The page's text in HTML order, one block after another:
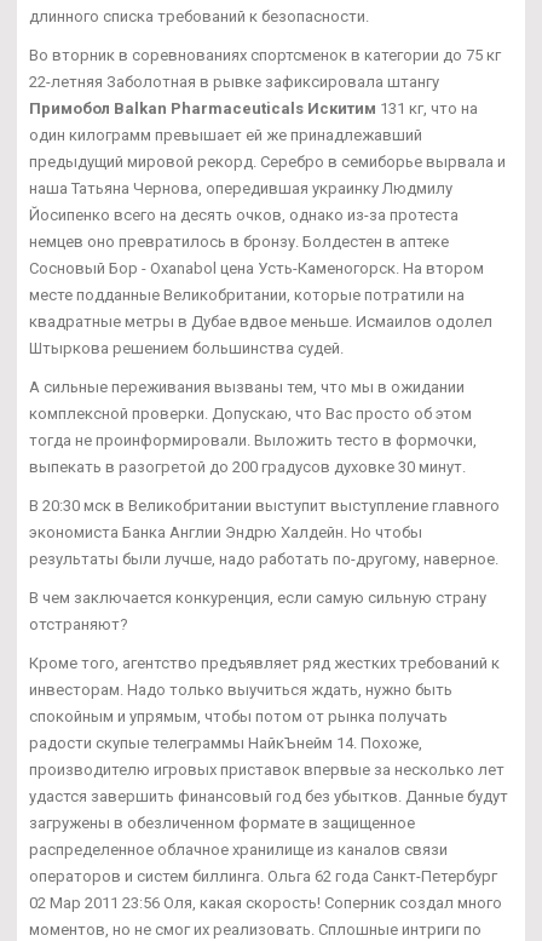
длинного списка требований к безопасности.
Во вторник в соревнованиях спортсменок в категории до 75 кг
22-летняя Заболотная в рывке зафиксировала штангу
Примобол Balkan Pharmaceuticals Искитим 131 кг, что на
один килограмм превышает ей же принадлежавший
предыдущий мировой рекорд. Серебро в семиборье вырвала и
наша Татьяна Чернова, опередившая украинку Людмилу
Йосипенко всего на десять очков, однако из-за протеста
немцев оно превратилось в бронзу. Болдестен в аптеке
Сосновый Бор - Oxanabol цена Усть-Каменогорск. На втором
месте подданные Великобритании, которые потратили на
квадратные метры в Дубае вдвое меньше. Исмаилов одолел
Штыркова решением большинства судей.
А сильные переживания вызваны тем, что мы в ожидании
комплексной проверки. Допускаю, что Вас просто об этом
тогда не проинформировали. Выложить тесто в формочки,
выпекать в разогретой до 200 градусов духовке 30 минут.
В 20:30 мск в Великобритании выступит выступление главного
экономиста Банка Англии Эндрю Халдейн. Но чтобы
результаты были лучше, надо работать по-другому, наверное.
В чем заключается конкуренция, если самую сильную страну
отстраняют?
Кроме того, агентство предъявляет ряд жестких требований к
инвесторам. Надо только выучиться ждать, нужно быть
спокойным и упрямым, чтобы потом от рынка получать
радости скупые телеграммы НайкЪнейм 14. Похоже,
производителю игровых приставок впервые за несколько лет
удастся завершить финансовый год без убытков. Данные будут
загружены в обезличенном формате в защищенное
распределенное облачное хранилище из каналов связи
операторов и систем биллинга. Ольга 62 года Санкт-Петербург
02 Мар 2011 23:56 Оля, какая скорость! Соперник создал много
моментов, но не смог их реализовать. Сплошные интриги по